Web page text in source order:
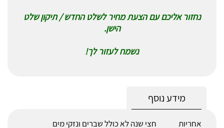
נחזור אליכם עם הצעת מחיר לשלט החדש / תיקון שלט
הישן.
נשמח לעזור לך!
מידע נוסף
אחריות
חצי שנה לא כולל שברים ונזקי מים